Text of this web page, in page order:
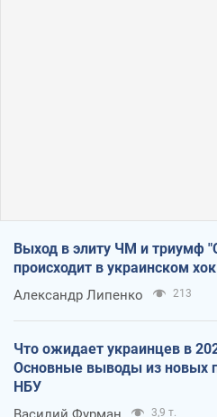
Выход в элиту ЧМ и триумф
происходит в украинском
Александр Липенко 213
Что ожидает украинцев в
Основные выводы из новых
НБУ
3,9 т.